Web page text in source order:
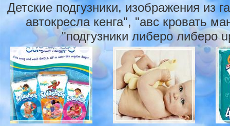
Детские подгузники, изображения из
автокресла кенга", "авс кровать
"подгузники либеро либеро